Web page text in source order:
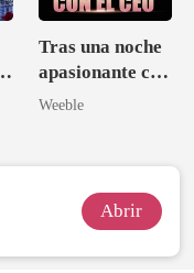
Tras una noche
apasionante con
el CEO
Weeble
Abrir